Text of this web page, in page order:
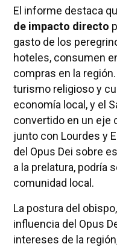
El informe destaca
de impacto directo
gasto de los
hoteles, consumen
compras en la
turismo religioso y
economía local, y el
convertido en un eje
junto con Lourdes y
del Opus Dei sobre
a la prelatura, podría
comunidad local.
La postura del
influencia del Opus
intereses de la